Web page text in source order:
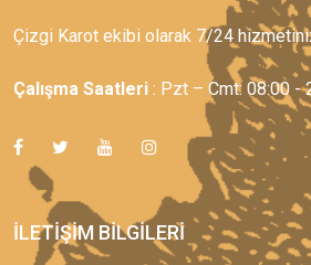
Çizgi Karot ekibi olarak 7/24
Çalışma Saatleri : Pzt – Cmt: 08:00 -
İLETIŞIM BILGILERI